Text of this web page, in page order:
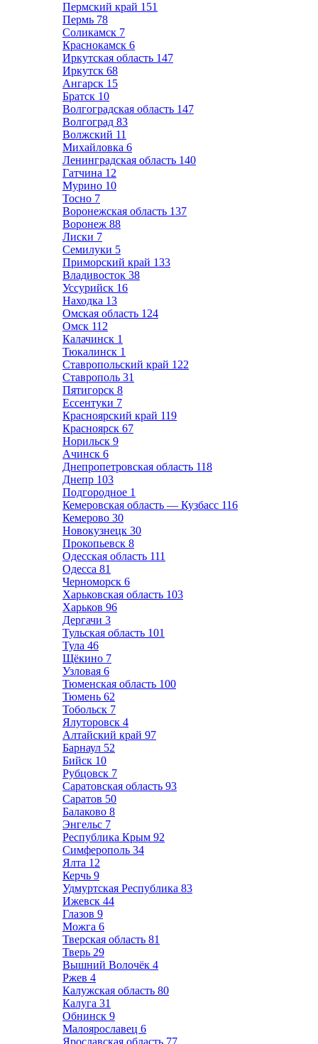
Пермский край 151
Пермь 78
Соликамск 7
Краснокамск 6
Иркутская область 147
Иркутск 68
Ангарск 15
Братск 10
Волгоградская область 147
Волгоград 83
Волжский 11
Михайловка 6
Ленинградская область 140
Гатчина 12
Мурино 10
Тосно 7
Воронежская область 137
Воронеж 88
Лиски 7
Семилуки 5
Приморский край 133
Владивосток 38
Уссурийск 16
Находка 13
Омская область 124
Омск 112
Калачинск 1
Тюкалинск 1
Ставропольский край 122
Ставрополь 31
Пятигорск 8
Ессентуки 7
Красноярский край 119
Красноярск 67
Норильск 9
Ачинск 6
Днепропетровская область 118
Днепр 103
Подгородное 1
Кемеровская область — Кузбасс 116
Кемерово 30
Новокузнецк 30
Прокопьевск 8
Одесская область 111
Одесса 81
Черноморск 6
Харьковская область 103
Харьков 96
Дергачи 3
Тульская область 101
Тула 46
Щёкино 7
Узловая 6
Тюменская область 100
Тюмень 62
Тобольск 7
Ялуторовск 4
Алтайский край 97
Барнаул 52
Бийск 10
Рубцовск 7
Саратовская область 93
Саратов 50
Балаково 8
Энгельс 7
Республика Крым 92
Симферополь 34
Ялта 12
Керчь 9
Удмуртская Республика 83
Ижевск 44
Глазов 9
Можга 6
Тверская область 81
Тверь 29
Вышний Волочёк 4
Ржев 4
Калужская область 80
Калуга 31
Обнинск 9
Малоярославец 6
Ярославская область 77